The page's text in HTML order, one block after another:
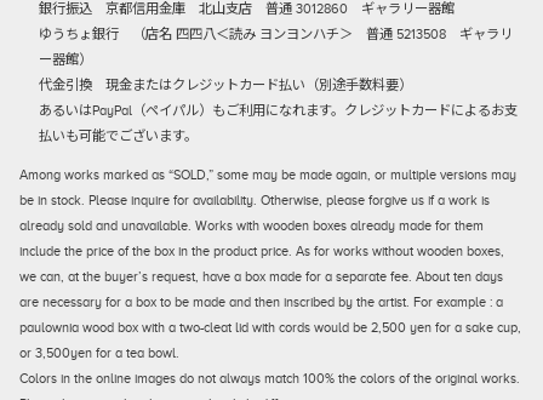
銀行振込京都信用金庫 北山支店 普通 3012860 ギャラリー器館
ゆうちょ銀行 （店名 四四八＜読み ヨンヨンハチ＞ 普通 5213508 ギャラリ
ー器館）
代金引換現金またはクレジットカード払い（別途手数料要）
あるいはPayPal（ペイパル）もご利用になれます。クレジットカードによるお支
払いも可能でございます。
Among works marked as “SOLD,” some may be made again, or multiple versions may
be in stock. Please inquire for availability. Otherwise, please forgive us if a work is
already sold and unavailable. Works with wooden boxes already made for them
include the price of the box in the product price. As for works without wooden boxes,
we can, at the buyer’s request, have a box made for a separate fee. About ten days
are necessary for a box to be made and then inscribed by the artist. For example : a
paulownia wood box with a two-cleat lid with cords would be 2,500 yen for a sake cup,
or 3,500yen for a tea bowl.
Colors in the online images do not always match 100% the colors of the original works.